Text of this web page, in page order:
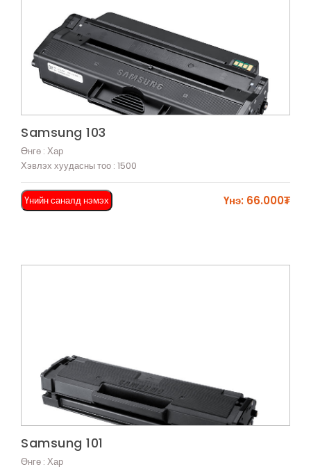
Samsung 103
Өнгө : Хар
Хэвлэх хуудасны тоо : 1500
Үнийн саналд нэмэх Үнэ: 66.000₮
Samsung 101
Өнгө : Хар